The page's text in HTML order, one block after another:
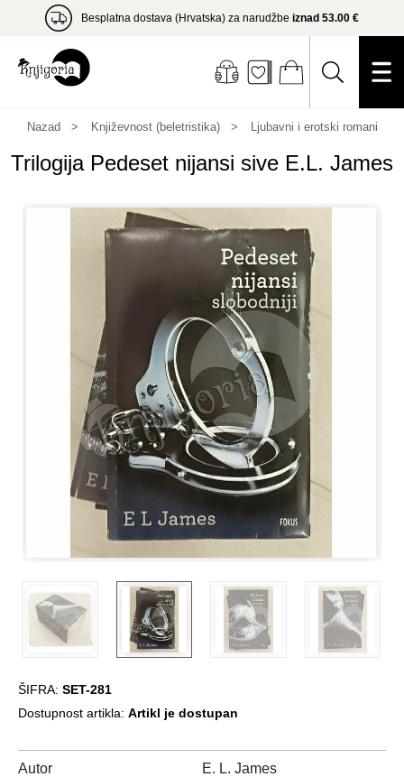
Besplatna dostava (Hrvatska) za narudžbe iznad 53.00 €
Nazad Književnost (beletristika) Ljubavni i erotski romani
Trilogija Pedeset nijansi sive E.L. James
ŠIFRA: SET-281
Dostupnost artikla: Artikl je dostupan
Autor E. L. James